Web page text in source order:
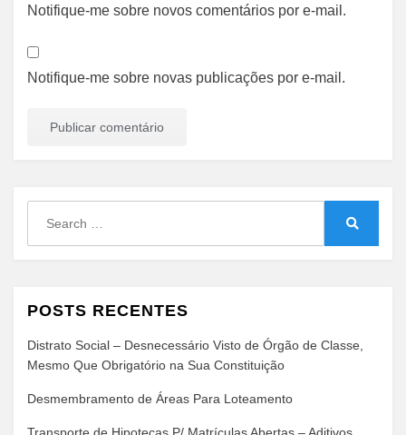
Notifique-me sobre novos comentários por e-mail.
Notifique-me sobre novas publicações por e-mail.
POSTS RECENTES
Distrato Social – Desnecessário Visto de Órgão de Classe,
Mesmo Que Obrigatório na Sua Constituição
Desmembramento de Áreas Para Loteamento